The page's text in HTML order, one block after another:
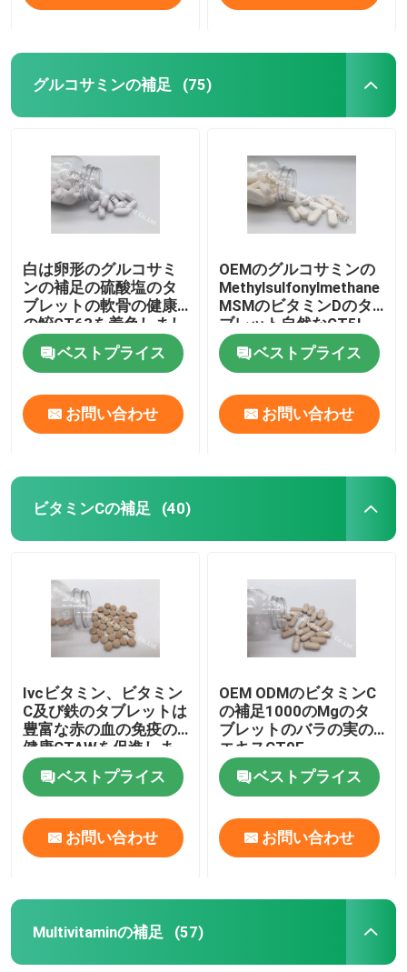
グルコサミンの補足 (75)
白は卵形のグルコサミ
ンの補足の硫酸塩のタ
ブレットの軟骨の健康
の鮫GT63を着色しまし
た
ベストプライス
お問い合わせ
OEMのグルコサミンの
Methylsulfonylmethane
MSMのビタミンDのタ
ブレット自然なGT5L
ベストプライス
お問い合わせ
ビタミンCの補足 (40)
Ivcビタミン、ビタミン
C及び鉄のタブレットは
豊富な赤の血の免疫の
健康CTAWを促進しま
す
ベストプライス
お問い合わせ
OEM ODMのビタミンC
の補足1000のMgのタ
ブレットのバラの実の
エキスCT9F
ベストプライス
お問い合わせ
Multivitaminの補足 (57)